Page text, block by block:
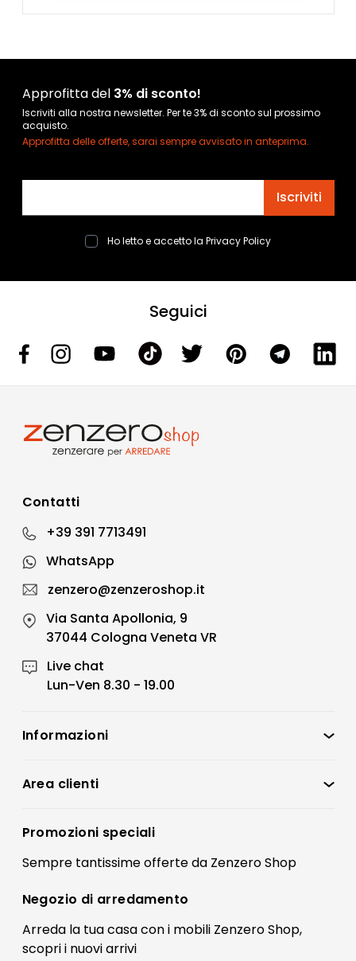
Approfitta del 3% di sconto!
Iscriviti alla nostra newsletter. Per te 3% di sconto sul prossimo
acquisto.
Approfitta delle offerte, sarai sempre avvisato in anteprima.
Iscriviti
Ho letto e accetto la Privacy Policy
Seguici
Contatti
+39 391 7713491
WhatsApp
zenzero@zenzeroshop.it
Via Santa Apollonia, 9
37044 Cologna Veneta VR
Live chat
Lun-Ven 8.30 - 19.00
Informazioni
Condizioni di vendita
Preferenze Cookies
Termini e condizioni
Contatti
FAQ
Pagamenti
Area clienti
Registrati
Il mio account
Promozioni speciali
Sempre tantissimeofferteda Zenzero Shop
Negozio di arredamento
Arreda la tua casa con i mobili Zenzero Shop,
scopri i nuovi arrivi